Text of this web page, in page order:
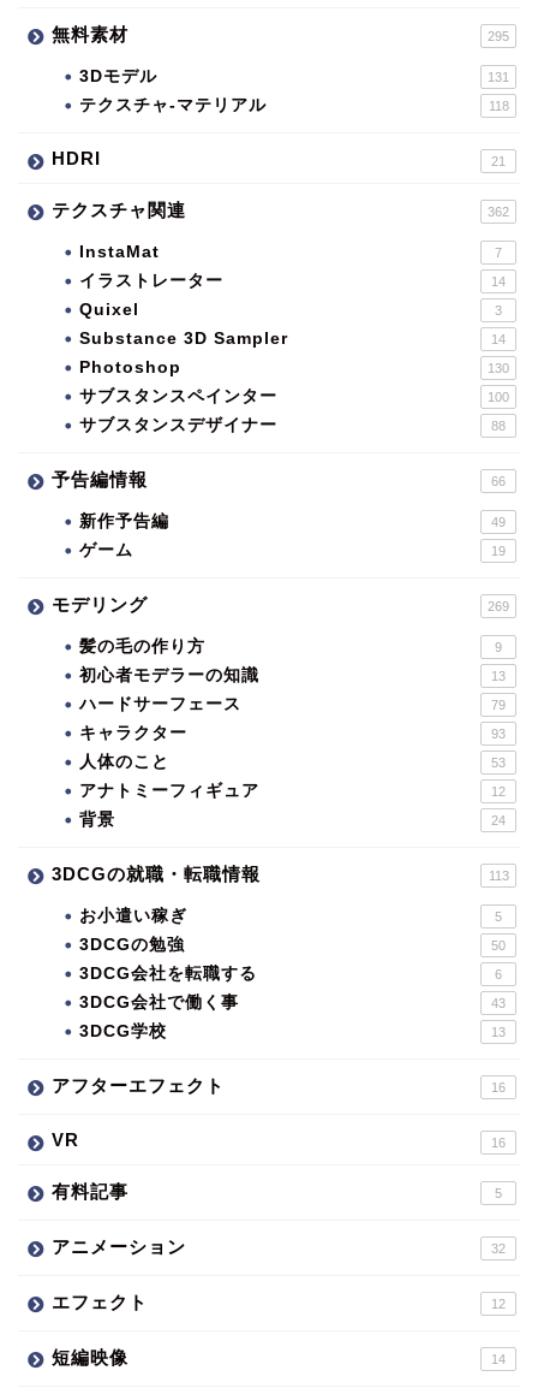
無料素材 295
3Dモデル 131
テクスチャ-マテリアル 118
HDRI 21
テクスチャ関連 362
InstaMat 7
イラストレーター 14
Quixel 3
Substance 3D Sampler 14
Photoshop 130
サブスタンスペインター 100
サブスタンスデザイナー 88
予告編情報 66
新作予告編 49
ゲーム 19
モデリング 269
髪の毛の作り方 9
初心者モデラーの知識 13
ハードサーフェース 79
キャラクター 93
人体のこと 53
アナトミーフィギュア 12
背景 24
3DCGの就職・転職情報 113
お小遣い稼ぎ 5
3DCGの勉強 50
3DCG会社を転職する 6
3DCG会社で働く事 43
3DCG学校 13
アフターエフェクト 16
VR 16
有料記事 5
アニメーション 32
エフェクト 12
短編映像 14